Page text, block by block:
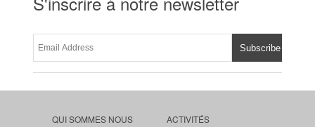
QUI SOMMES NOUS ACTIVITÉS